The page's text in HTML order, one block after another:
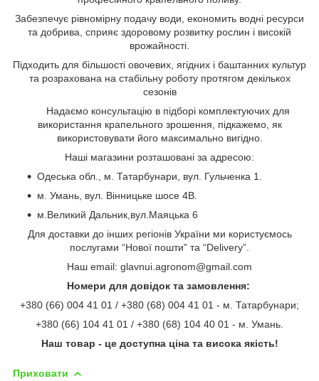
Забезпечує рівномірну подачу води, економить водні ресурси
та добрива, сприяє здоровому розвитку рослин і високій
врожайності.
Підходить для більшості овочевих, ягідних і баштанних культур
та розрахована на стабільну роботу протягом декількох
сезонів
Надаємо консультацію в підборі комплектуючих для
використання крапельного зрошення, підкажемо, як
використовувати його максимально вигідно.
Наші магазини розташовані за адресою:
Одеська обл., м. Татарбунари, вул. Гульченка 1.
м. Умань, вул. Вінницьке шосе 4В.
м.Великий Дальник,вул.Маяцька 6
Для доставки до інших регіонів України ми користуємось
послугами “Нової пошти” та “Delivery”.
Наш email: glavnui.agronom@gmail.com
Номери для довідок та замовлення:
+380 (66) 004 41 01 / +380 (68) 004 41 01 - м. Татарбунари;
+380 (66) 104 41 01 / +380 (68) 104 40 01 - м. Умань.
Наш товар - це доступна ціна та висока якість!
Приховати